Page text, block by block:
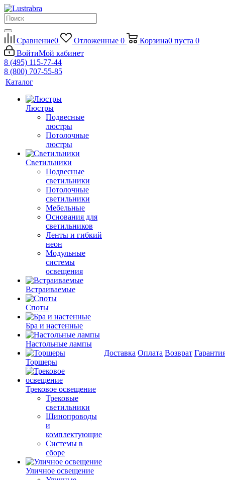
Сравнение0 Отложенные 0 Корзина0 пуста 0
ВойтиМой кабинет
8 (495) 115-77-44
8 (800) 707-55-85
Каталог
Люстры
Подвесные
люстры
Потолочные
люстры
Светильники
Подвесные
светильники
Потолочные
светильники
Мебельные
Основания для
светильников
Ленты и гибкий
неон
Модульные
системы
освещения
Встраиваемые
Споты
Бра и настенные
Настольные лампы
Торшеры
Трековое освещение
Трековые
светильники
Шинопроводы
и
комплектующие
Системы в
сборе
Уличное освещение
Доставка Оплата Возврат